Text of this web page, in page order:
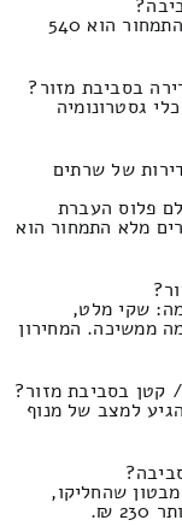
אופציית העברת מטבח על ידי שירותי הנפה התמחור הוא 540
בסביבת מזור?
גסטרונומיה
של שרתים
פלוס העברת
מלא התמחור הוא
שקי מלט,
ממשיכה. המחירון
קטן בסביבת מזור?
למצב של מנוף
שהחליקו,